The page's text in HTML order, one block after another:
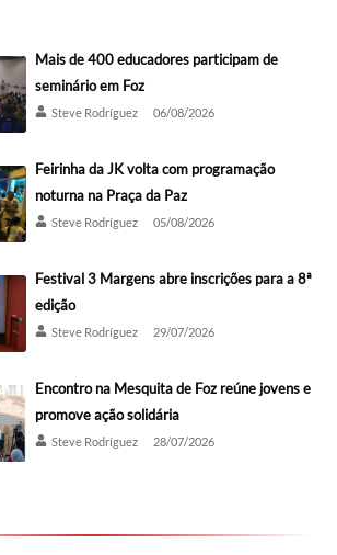
Mais de 400 educadores participam de
seminário em Foz
Steve Rodríguez 06/08/2026
Feirinha da JK volta com programação
noturna na Praça da Paz
Steve Rodríguez 05/08/2026
Festival 3 Margens abre inscrições para a 8ª
edição
Steve Rodríguez 29/07/2026
Encontro na Mesquita de Foz reúne jovens e
promove ação solidária
Steve Rodríguez 28/07/2026